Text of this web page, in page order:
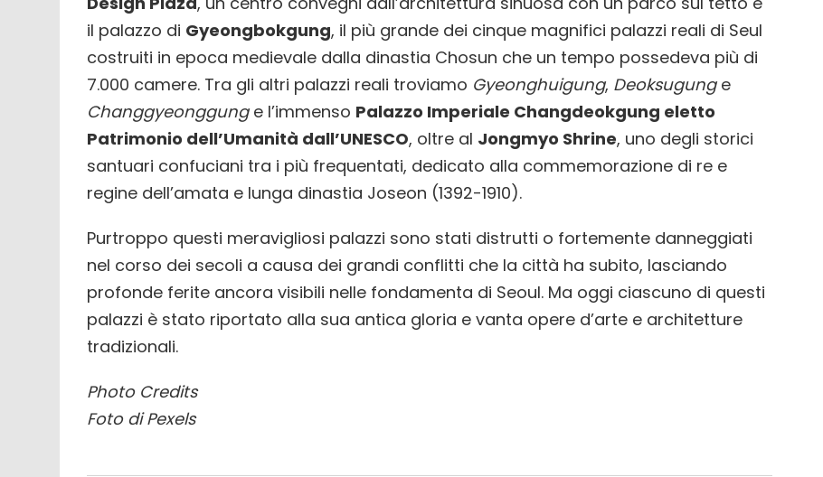
il palazzo di Gyeongbokgung, il più grande dei cinque magnifici palazzi reali di Seul
costruiti in epoca medievale dalla dinastia Chosun che un tempo possedeva più di
7.000 camere. Tra gli altri palazzi reali troviamo Gyeonghuigung, Deoksugunge
Changgyeonggunge l’immenso Palazzo Imperiale Changdeokgung eletto
Patrimonio dell’Umanità dall’UNESCO, oltre al Jongmyo Shrine, uno degli storici
santuari confuciani tra i più frequentati, dedicato alla commemorazione di re e
regine dell’amata e lunga dinastia Joseon (1392-1910).
Purtroppo questi meravigliosi palazzi sono stati distrutti o fortemente danneggiati
nel corso dei secoli a causa dei grandi conflitti che la città ha subito, lasciando
profonde ferite ancora visibili nelle fondamenta di Seoul. Ma oggi ciascuno di questi
palazzi è stato riportato alla sua antica gloria e vanta opere d’arte e architetture
tradizionali.
Photo Credits
Foto di Pexels